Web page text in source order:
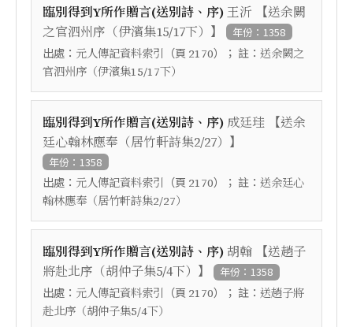
臨別得到Y所作贈言(送別詩、序) 王沂 【送余闕
之官泗州序（伊濱集15/17下） 】 年份：1358
出處： 元人傳記資料索引 （頁 2170）； 註： 送余闕之
官泗州序（伊濱集15/17下）
臨別得到Y所作贈言(送別詩、序) 成廷珪 【送余
廷心翰林應奉（居竹軒詩集2/27） 】
年份：1358
出處： 元人傳記資料索引 （頁 2170）； 註： 送余廷心
翰林應奉（居竹軒詩集2/27）
臨別得到Y所作贈言(送別詩、序)胡翰 【送趙子
將赴北序（胡仲子集5/4下） 】 年份：1358
出處： 元人傳記資料索引 （頁 2170）； 註： 送趙子將
赴北序（胡仲子集5/4下）